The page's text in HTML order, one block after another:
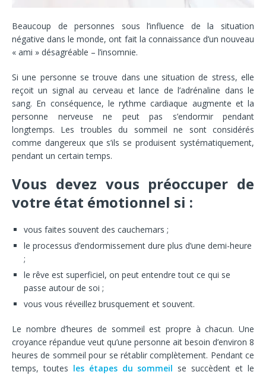
Beaucoup de personnes sous l’influence de la situation
négative dans le monde, ont fait la connaissance d’un nouveau
« ami » désagréable – l’insomnie.
Si une personne se trouve dans une situation de stress, elle
reçoit un signal au cerveau et lance de l’adrénaline dans le
sang. En conséquence, le rythme cardiaque augmente et la
personne nerveuse ne peut pas s’endormir pendant
longtemps. Les troubles du sommeil ne sont considérés
comme dangereux que s’ils se produisent systématiquement,
pendant un certain temps.
Vous devez vous préoccuper de
votre état émotionnel si :
vous faites souvent des cauchemars ;
le processus d’endormissement dure plus d’une demi-heure
;
le rêve est superficiel, on peut entendre tout ce qui se
passe autour de soi ;
vous vous réveillez brusquement et souvent.
Le nombre d’heures de sommeil est propre à chacun. Une
croyance répandue veut qu’une personne ait besoin d’environ 8
heures de sommeil pour se rétablir complètement. Pendant ce
temps, toutes les étapes du sommeil se succèdent et le